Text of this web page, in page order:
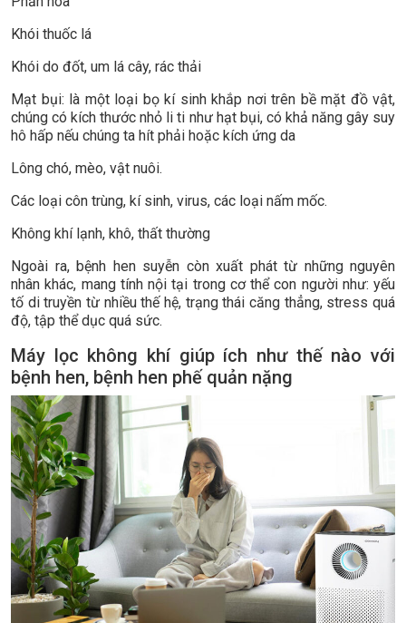
Khói thuốc lá
Khói do đốt, um lá cây, rác thải
Mạt bụi: là một loại bọ kí sinh khắp nơi trên bề mặt đồ vật,
chúng có kích thước nhỏ li ti như hạt bụi, có khả năng gây suy
hô hấp nếu chúng ta hít phải hoặc kích ứng da
Lông chó, mèo, vật nuôi.
Các loại côn trùng, kí sinh, virus, các loại nấm mốc.
Không khí lạnh, khô, thất thường
Ngoài ra, bệnh hen suyễn còn xuất phát từ những nguyên
nhân khác, mang tính nội tại trong cơ thể con người như: yếu
tố di truyền từ nhiều thế hệ, trạng thái căng thẳng, stress quá
độ, tập thể dục quá sức.
Máy lọc không khí giúp ích như thế nào với
bệnh hen, bệnh hen phế quản nặng